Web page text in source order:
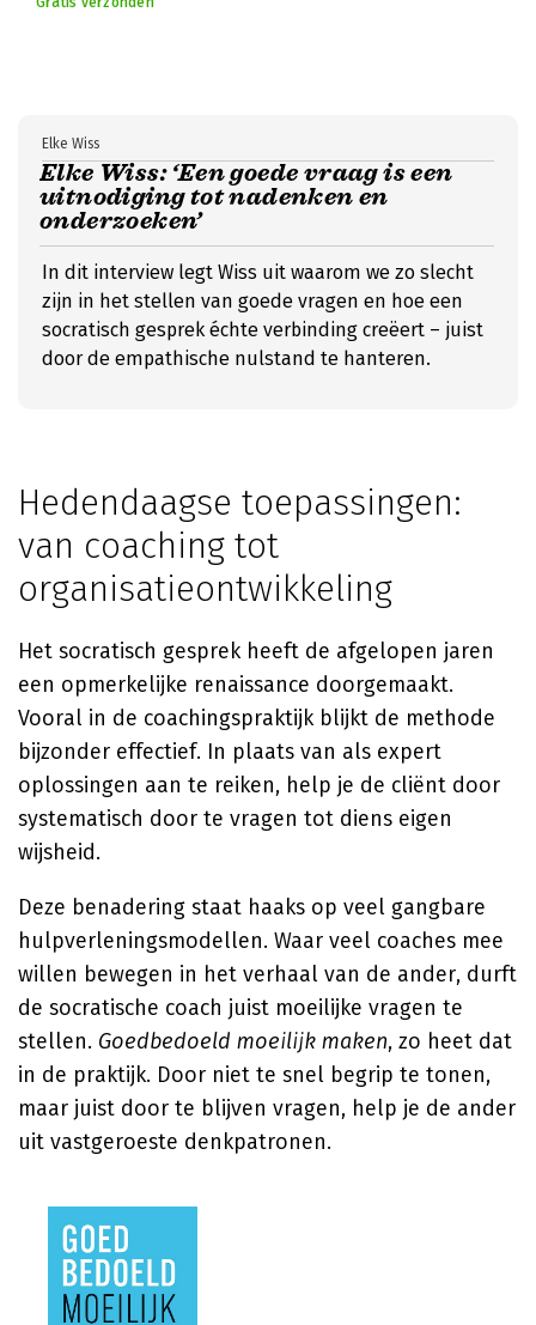
Elke Wiss: ‘Een goede vraag is een
uitnodiging tot nadenken en
onderzoeken’
Elke Wiss
In dit interview legt Wiss uit waarom we zo slecht
zijn in het stellen van goede vragen en hoe een
socratisch gesprek échte verbinding creëert – juist
door de empathische nulstand te hanteren.
Hedendaagse toepassingen:
van coaching tot
organisatieontwikkeling
Het socratisch gesprek heeft de afgelopen jaren
een opmerkelijke renaissance doorgemaakt.
Vooral in de coachingspraktijk blijkt de methode
bijzonder effectief. In plaats van als expert
oplossingen aan te reiken, help je de cliënt door
systematisch door te vragen tot diens eigen
wijsheid.
Deze benadering staat haaks op veel gangbare
hulpverleningsmodellen. Waar veel coaches mee
willen bewegen in het verhaal van de ander, durft
de socratische coach juist moeilijke vragen te
stellen. Goedbedoeld moeilijk maken, zo heet dat
in de praktijk. Door niet te snel begrip te tonen,
maar juist door te blijven vragen, help je de ander
uit vastgeroeste denkpatronen.